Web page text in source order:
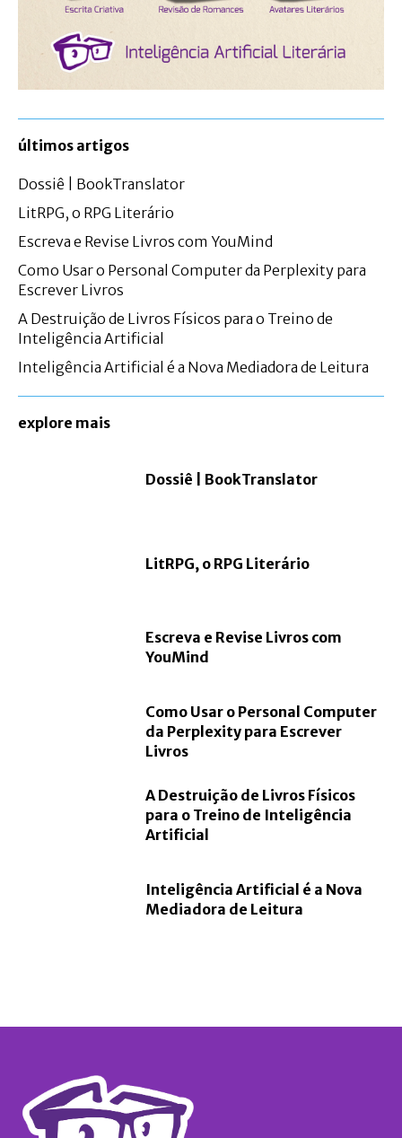
últimos artigos
Dossiê | BookTranslator
LitRPG, o RPG Literário
Escreva e Revise Livros com YouMind
Como Usar o Personal Computer da Perplexity para
Escrever Livros
A Destruição de Livros Físicos para o Treino de
Inteligência Artificial
Inteligência Artificial é a Nova Mediadora de Leitura
explore mais
Dossiê | BookTranslator
LitRPG, o RPG Literário
Escreva e Revise Livros com
YouMind
Como Usar o Personal Computer
da Perplexity para Escrever
Livros
A Destruição de Livros Físicos
para o Treino de Inteligência
Artificial
Inteligência Artificial é a Nova
Mediadora de Leitura